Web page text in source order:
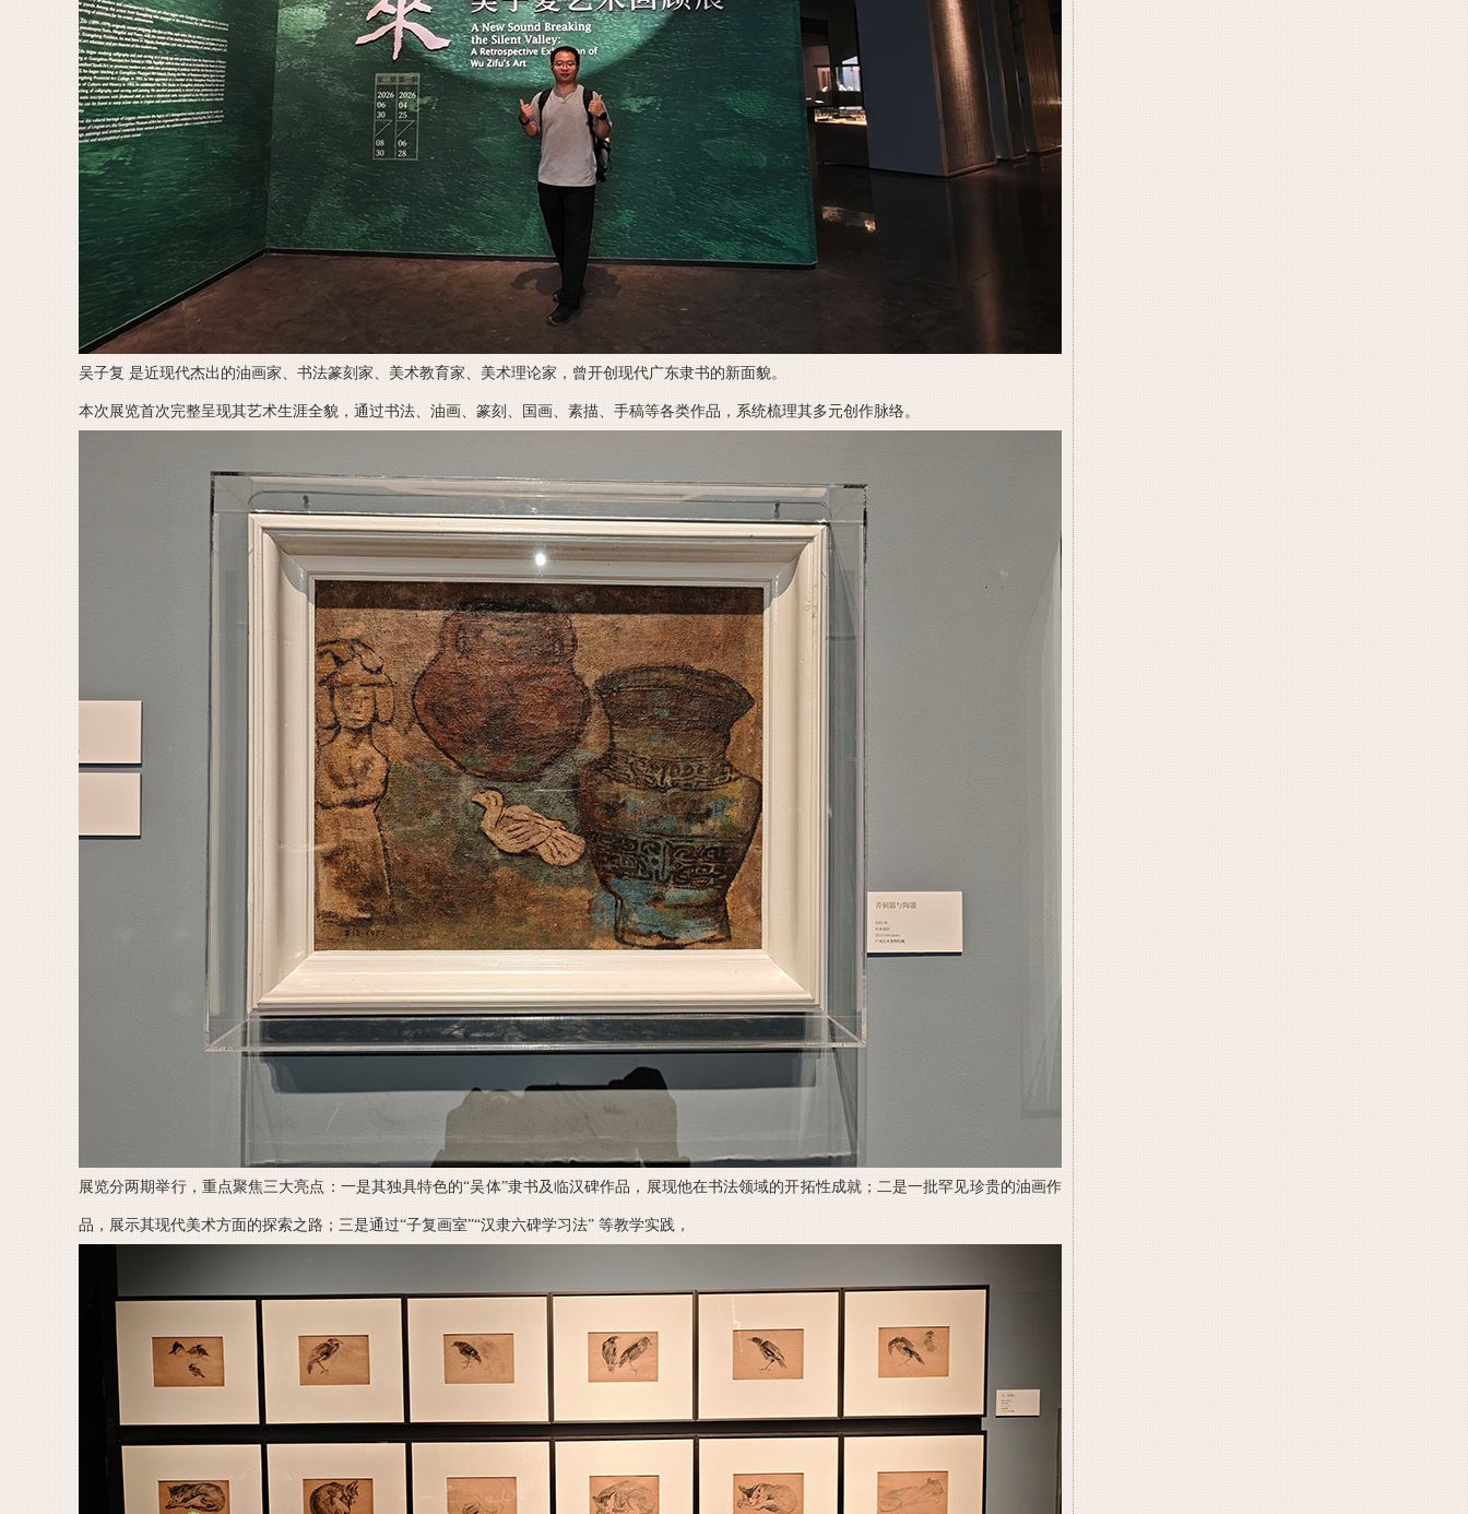
吴子复 是近现代杰出的油画家、书法篆刻家、美术教育家、美术理论家，曾开创现代广东隶书的新面貌。
本次展览首次完整呈现其艺术生涯全貌，通过书法、油画、篆刻、国画、素描、手稿等各类作品，系统梳理其多元创作脉络。
展览分两期举行，重点聚焦三大亮点：一是其独具特色的“吴体”隶书及临汉碑作品，展现他在书法领域的开拓性成就；二是一批罕见珍贵的油画作
品，展示其现代美术方面的探索之路；三是通过“子复画室”“汉隶六碑学习法” 等教学实践，